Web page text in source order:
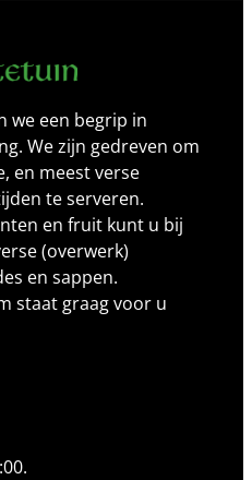
we een begrip in
We zijn gedreven om
en meest verse
te serveren.
en fruit kunt u bij
(overwerk)
en sappen.
staat graag voor u